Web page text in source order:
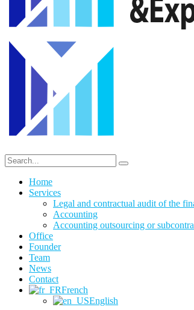
Home
Services
Legal and contractual audit of the
Accounting
Accounting outsourcing or
Office
Founder
Team
News
Contact
French
English